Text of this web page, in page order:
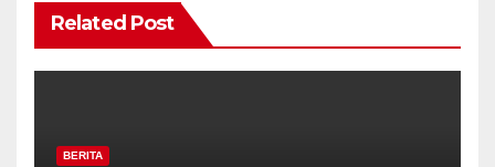
Related Post
BERITA